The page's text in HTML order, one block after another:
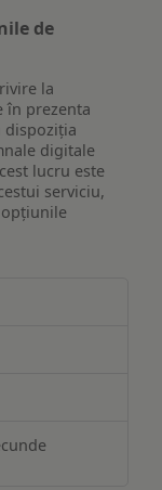
de
la
în prezenta
dispoziția
digitale
lucru este
serviciu,
opțiunile